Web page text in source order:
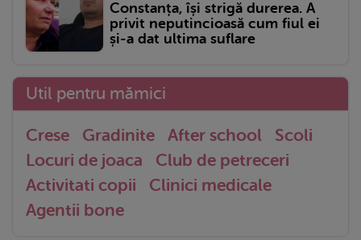
Constanța, își strigă durerea. A
privit neputincioasă cum fiul ei
și-a dat ultima suflare
Util pentru mămici
Crese Gradinite After school
Scoli
Locuri de joaca
Club de petreceri
Activitati copii
Clinici medicale
Agentii bone